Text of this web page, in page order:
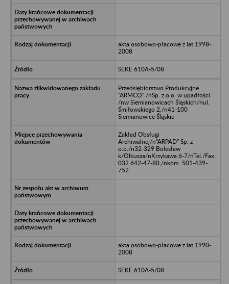
akta osobowo-płacowe z lat 1998-
2008
SEKE 610A-5/08
Przedsiębiorstwo Produkcyjne
"ARMCO" /nSp. z o.o. w upadłości
/nw Siemianowicach Śląskich/nul.
Śmiłowskiego 2,/n41-100
Siemianowice Śląskie
Zakład Obsługi
Archiwalnej/n"ARPAD" Sp. z
o.o./n32-329 Bolesław
k/Olkusza/nKrzykawa 6-7/nTel./Fax:
032 642-47-80,/nkom. 501-439-
752
akta osobowo-płacowe z lat 1990-
2008
SEKE 610A-5/08